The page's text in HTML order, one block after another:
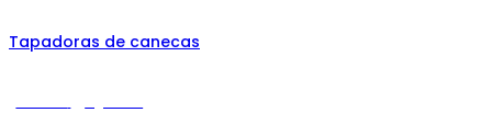
Tapadoras de canecas
anterior:
siguiente: